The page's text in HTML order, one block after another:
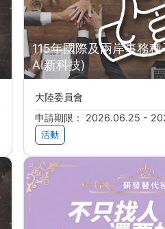
115年國際及兩岸事務
AI新科技)
大陸委員會
申請期限： 2026.06.25 -
活動